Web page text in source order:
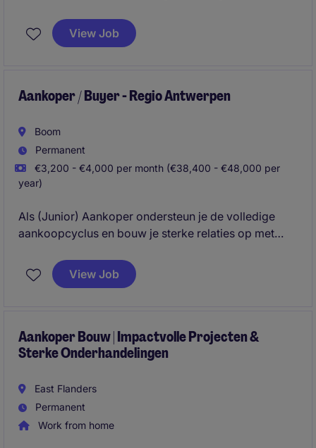
met een strategische visie.
View Job
Aankoper / Buyer - Regio Antwerpen
Boom
Permanent
€3,200 - €4,000 per month (€38,400 - €48,000 per
year)
Als (Junior) Aankoper ondersteun je de volledige
aankoopcyclus en bouw je sterke relaties op met
verantwoordelijkheid op te nemen en mee te werken
aan optimalisaties binnen aankoop en supply chain.
View Job
Aankoper Bouw | Impactvolle Projecten &
Sterke Onderhandelingen
East Flanders
Permanent
Work from home